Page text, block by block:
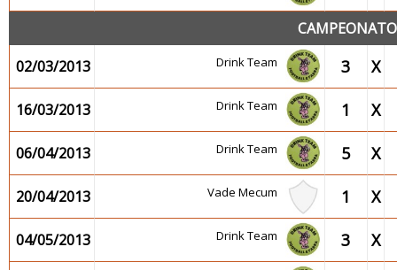
02/03/2013
Drink Team 3 X
16/03/2013 Drink Team 1 X
06/04/2013 Drink Team 5 X
20/04/2013 Vade Mecum 1 X
04/05/2013 Drink Team 3 X